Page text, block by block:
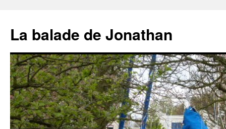
contenu
La balade de Jonathan